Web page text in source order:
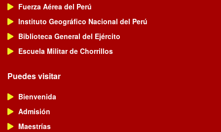
Fuerza Aérea del Perú
Instituto Geográfico Nacional del Perú
Biblioteca General del Ejército
Escuela Militar de Chorrillos
Puedes visitar
Bienvenida
Admisión
Maestrías